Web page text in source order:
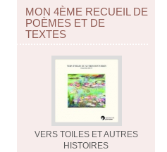
MON 4ÈME RECUEIL DE
POÈMES ET DE
TEXTES
VERS TOILES ET AUTRES
HISTOIRES